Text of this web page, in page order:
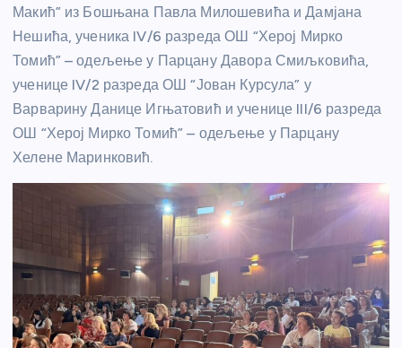
Макић” из Бошњана Павла Милошевића и Дамјана
Нешића, ученика IV/6 разреда ОШ “Херој Мирко
Томић” – одељење у Парцану Давора Смиљковића,
ученице IV/2 разреда ОШ “Јован Курсула” у
Варварину Данице Игњатовић и ученице III/6 разреда
ОШ “Херој Мирко Томић” – одељење у Парцану
Хелене Маринковић.